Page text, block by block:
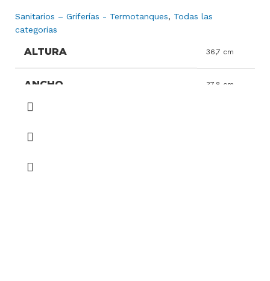
Sanitarios – Griferías - Termotanques, Todas las
categorias
ALTURA 36,7 cm
ANCHO 37,8 cm